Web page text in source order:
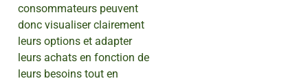
consommateurs peuvent
donc visualiser clairement
leurs options et adapter
leurs achats en fonction de
leurs besoins tout en